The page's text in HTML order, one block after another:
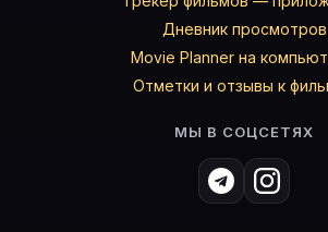
Дневник просмотров
Movie Planner на
Отметки и отзывы к
МЫ В СОЦСЕТЯХ